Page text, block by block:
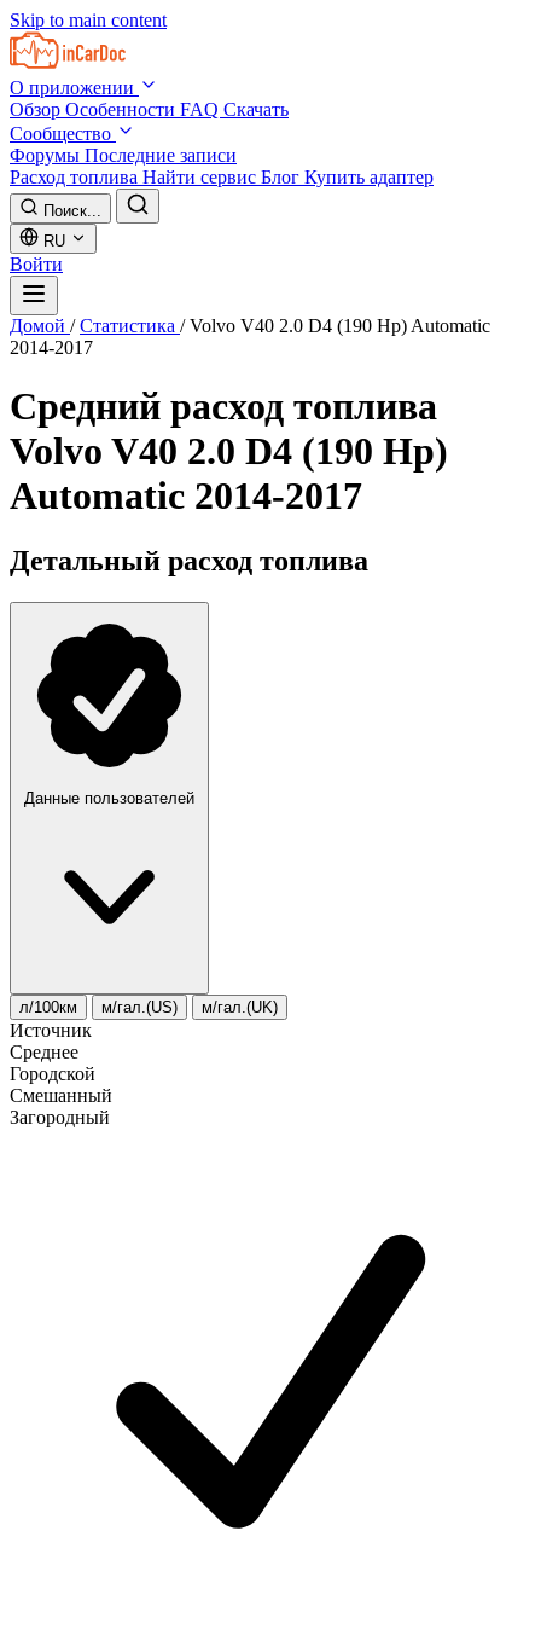
Skip to main content
О приложении
Обзор Особенности FAQ Скачать
Сообщество
Форумы Последние записи
Расход топлива Найти сервис Блог Купить адаптер
Поиск...
RU
Войти
Домой / Статистика / Volvo V40 2.0 D4 (190 Hp) Automatic
2014-2017
Средний расход топлива
Volvo V40 2.0 D4 (190 Hp)
Automatic 2014-2017
Детальный расход топлива
Данные пользователей
л/100км м/гал.(US) м/гал.(UK)
Источник
Среднее
Городской
Смешанный
Загородный